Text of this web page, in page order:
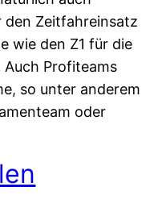
Zeitfahreinsatz
wie den Z1 für die
Auch Profiteams
so unter anderem
oder